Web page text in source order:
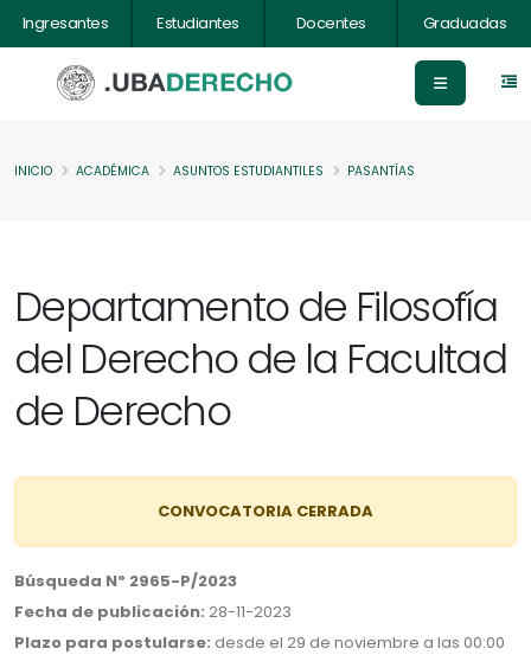
Ingresantes Estudiantes Docentes Graduadas
INICIO ACADÉMICA ASUNTOS ESTUDIANTILES PASANTÍAS
Departamento de Filosofía
del Derecho de la Facultad
de Derecho
CONVOCATORIA CERRADA
Búsqueda Nº 2965-P/2023
Fecha de publicación: 28-11-2023
Plazo para postularse: desde el 29 de noviembre a las 00:00